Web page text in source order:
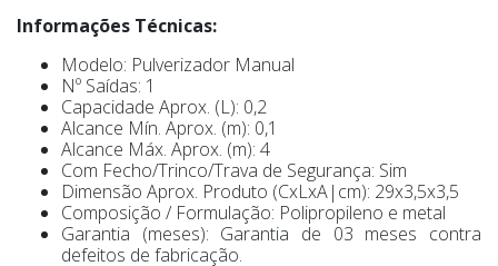
Informações Técnicas:
Modelo: Pulverizador Manual
Nº Saídas: 1
Capacidade Aprox. (L): 0,2
Alcance Mín. Aprox. (m): 0,1
Alcance Máx. Aprox. (m): 4
Com Fecho/Trinco/Trava de Segurança: Sim
Dimensão Aprox. Produto (CxLxA|cm): 29x3,5x3,5
Composição / Formulação: Polipropileno e metal
Garantia (meses): Garantia de 03 meses contra
defeitos de fabricação.